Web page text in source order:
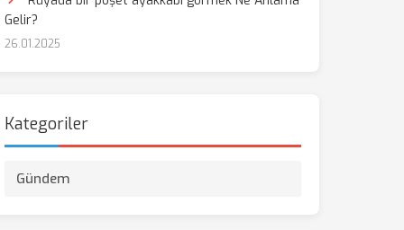
Gelir?
26.01.2025
Kategoriler
Gündem